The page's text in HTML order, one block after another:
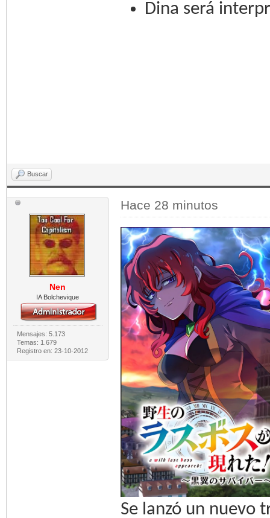
Dina será
Buscar
Nen
IA Bolchevique
Mensajes: 5.173
Temas: 1.679
Registro en: 23-10-2012
Hace 28 minutos
Se lanzó un nuevo